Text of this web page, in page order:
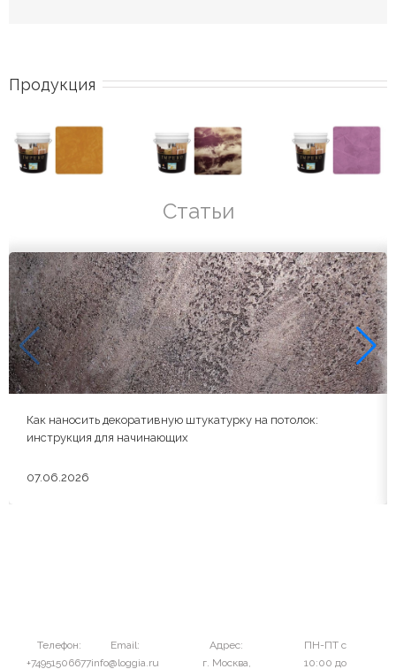
Продукция
Статьи
Как наносить декоративную штукатурку на потолок:
инструкция для начинающих
07.06.2026
Телефон:
+74951506677
Email:
info@loggia.ru
Адрес:
г. Москва,
ПН-ПТ с
10:00 до